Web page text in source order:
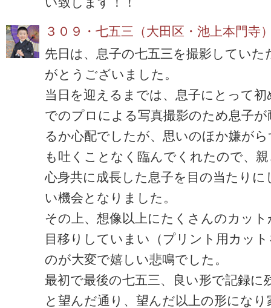
３０９・七五三（大田区・池上本門寺
先日は、息子の七五三を撮影していた
がとうございました。
当日を迎えるまでは、息子にとって初
でのプロによる写真撮影のため息子
るか心配でしたが、思いのほか嫌がら
も吐くことなく臨んでくれたので、
心身共に成長した息子を目の当たりに
い機会となりました。
その上、想像以上にたくさんのカッ
目移りしていまい（プリント用カッ
のが大変で嬉しい悲鳴でした。
最初で最後の七五三、良い形で記録に
と望んだ通り、望んだ以上の形になり